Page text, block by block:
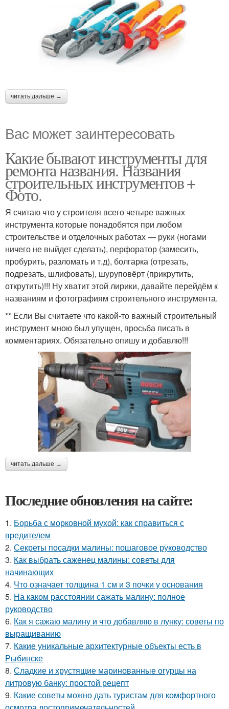
читать дальше →
Вас может заинтересовать
Какие бывают инструменты для
ремонта названия. Названия
строительных инструментов +
Фото.
Я считаю что у строителя всего четыре важных
инструмента которые понадобятся при любом
строительстве и отделочных работах — руки (ногами
ничего не выйдет сделать), перфоратор (замесить,
пробурить, разломать и т.д), болгарка (отрезать,
подрезать, шлифовать), шуруповёрт (прикрутить,
открутить)!!! Ну хватит этой лирики, давайте перейдём к
названиям и фотографиям строительного инструмента.
** Если Вы считаете что какой-то важный строительный
инструмент мною был упущен, просьба писать в
комментариях. Обязательно опишу и добавлю!!!
читать дальше →
Последние обновления на сайте:
1. Борьба с морковной мухой: как справиться с
вредителем
2. Секреты посадки малины: пошаговое руководство
3. Как выбрать саженец малины: советы для
начинающих
4. Что означает толщина 1 см и 3 почки у основания
5. На каком расстоянии сажать малину: полное
руководство
6. Как я сажаю малину и что добавляю в лунку: советы по
выращиванию
7. Какие уникальные архитектурные объекты есть в
Рыбинске
8. Сладкие и хрустящие маринованные огурцы на
литровую банку: простой рецепт
9. Какие советы можно дать туристам для комфортного